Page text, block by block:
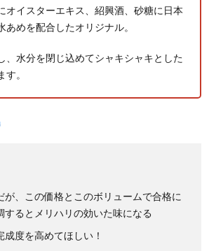
オイスターエキス、紹興酒、砂糖に日本
あめを配合したオリジナル。
、水分を閉じ込めてシャキシャキとした
。
が、この価格とこのボリュームで合格に
するとメリハリの効いた味になる
度を高めてほしい！